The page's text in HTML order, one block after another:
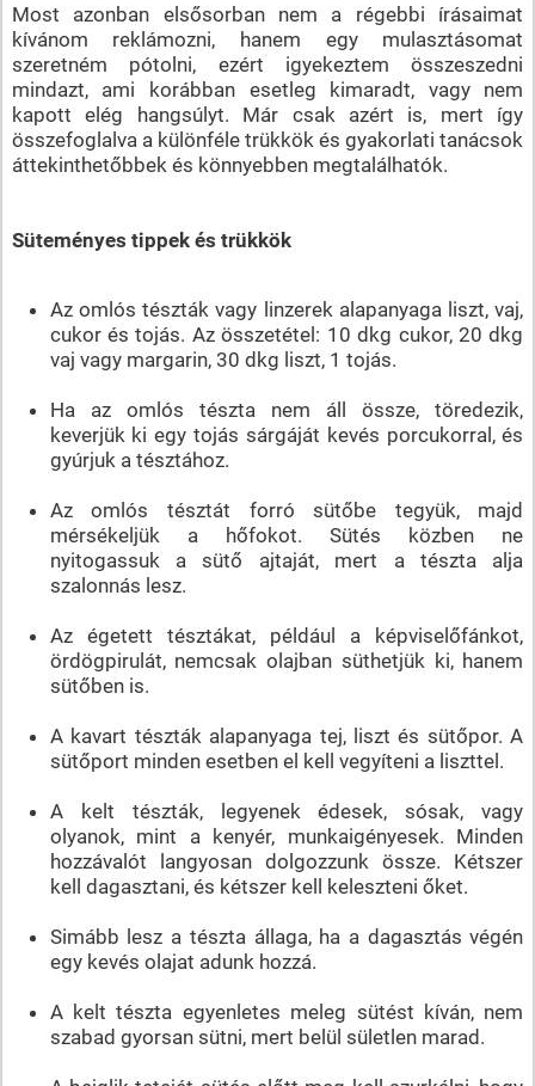
Most azonban elsősorban nem a régebbi írásaimat
kívánom reklámozni, hanem egy mulasztásomat
szeretném pótolni, ezért igyekeztem összeszedni
mindazt, ami korábban esetleg kimaradt, vagy nem
kapott elég hangsúlyt. Már csak azért is, mert így
összefoglalva a különféle trükkök és gyakorlati tanácsok
áttekinthetőbbek és könnyebben megtalálhatók.
Süteményes tippek és trükkök
Az omlós tészták vagy linzerek alapanyaga liszt, vaj,
cukor és tojás. Az összetétel: 10 dkg cukor, 20 dkg
vaj vagy margarin, 30 dkg liszt, 1 tojás.
Ha az omlós tészta nem áll össze, töredezik,
keverjük ki egy tojás sárgáját kevés porcukorral, és
gyúrjuk a tésztához.
Az omlós tésztát forró sütőbe tegyük, majd
mérsékeljük a hőfokot. Sütés közben ne
nyitogassuk a sütő ajtaját, mert a tészta alja
szalonnás lesz.
Az égetett tésztákat, például a képviselőfánkot,
ördögpirulát, nemcsak olajban süthetjük ki, hanem
sütőben is.
A kavart tészták alapanyaga tej, liszt és sütőpor. A
sütőport minden esetben el kell vegyíteni a liszttel.
A kelt tészták, legyenek édesek, sósak, vagy
olyanok, mint a kenyér, munkaigényesek. Minden
hozzávalót langyosan dolgozzunk össze. Kétszer
kell dagasztani, és kétszer kell keleszteni őket.
Simább lesz a tészta állaga, ha a dagasztás végén
egy kevés olajat adunk hozzá.
A kelt tészta egyenletes meleg sütést kíván, nem
szabad gyorsan sütni, mert belül sületlen marad.